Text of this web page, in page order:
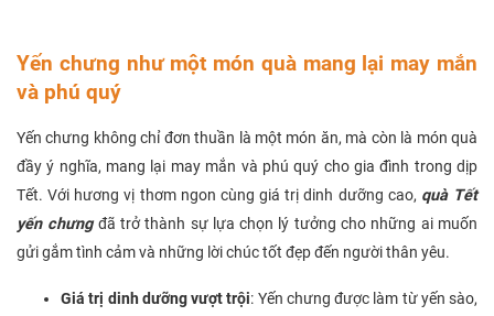
Yến chưng như một món quà mang lại may mắn
và phú quý
Yến chưng không chỉ đơn thuần là một món ăn, mà còn là món quà
đầy ý nghĩa, mang lại may mắn và phú quý cho gia đình trong dịp
Tết. Với hương vị thơm ngon cùng giá trị dinh dưỡng cao, quà Tết
yến chưngđã trở thành sự lựa chọn lý tưởng cho những ai muốn
gửi gắm tình cảm và những lời chúc tốt đẹp đến người thân yêu.
Giá trị dinh dưỡng vượt trội: Yến chưng được làm từ yến sào,